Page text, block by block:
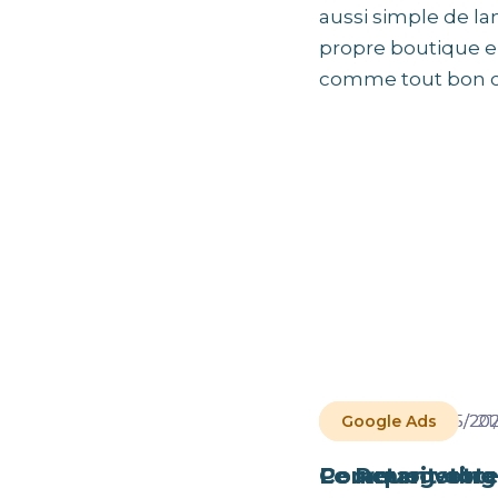
aussi simple de
propre boutique
comme tout bon
Digital 11/5/
Pourquoi votre
Digital 11/5/
Comment
Google Ads
Le